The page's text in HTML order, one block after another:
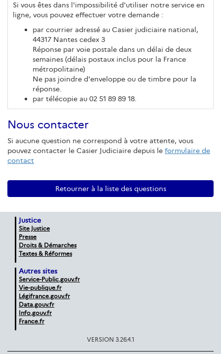
Si vous êtes dans l'impossibilité d'utiliser notre service en
ligne, vous pouvez effectuer votre demande :
par courrier adressé au Casier judiciaire national,
44317 Nantes cedex 3
Réponse par voie postale dans un délai de deux
semaines (délais postaux inclus pour la France
métropolitaine)
Ne pas joindre d'enveloppe ou de timbre pour la
réponse.
par télécopie au 02 51 89 89 18.
Nous contacter
Si aucune question ne correspond à votre attente, vous
pouvez contacter le Casier Judiciaire depuis le formulaire de
contact
Retourner à la liste des questions
Justice
Site Justice
Presse
Droits & Démarches
Textes & Réformes
Autres sites
Service-Public.gouv.fr
Vie-publique.fr
Légifrance.gouv.fr
Data.gouv.fr
Info.gouv.fr
France.fr
VERSION 3.26.4.1